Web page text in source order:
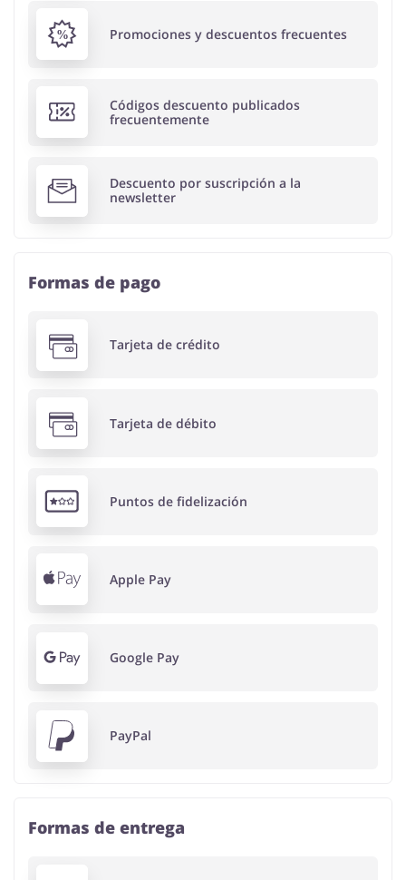
Promociones y descuentos frecuentes
Códigos descuento publicados
frecuentemente
Descuento por suscripción a la
newsletter
Formas de pago
Tarjeta de crédito
Tarjeta de débito
Puntos de fidelización
Apple Pay
Google Pay
PayPal
Formas de entrega